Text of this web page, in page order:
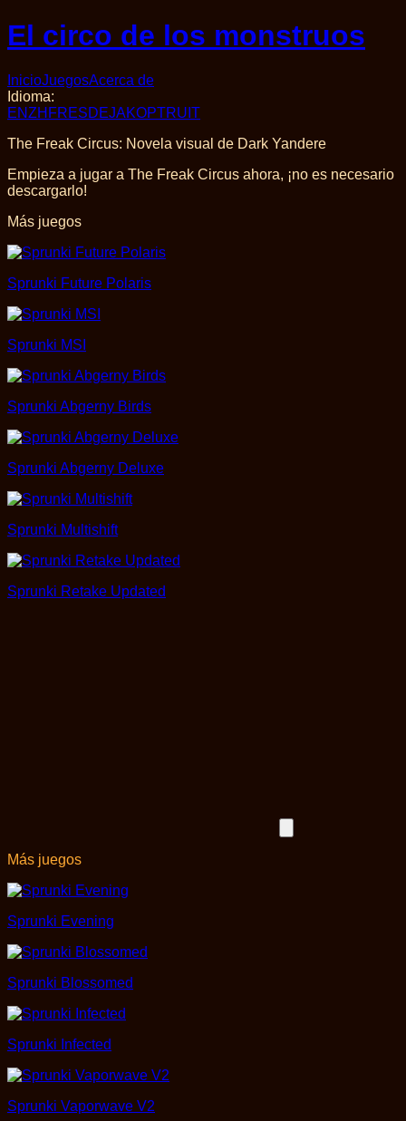
El circo de los monstruos
InicioJuegosAcerca de
Idioma:
ENZH FRESDEJAKOPTRU IT
The Freak Circus: Novela visual de Dark Yandere
Empieza a jugar a The Freak Circus ahora, ¡no es necesario
descargarlo!
Más juegos
Sprunki Future Polaris
Sprunki MSI
Sprunki Abgerny Birds
Sprunki Abgerny Deluxe
Sprunki Multishift
Sprunki Retake Updated
Más juegos
Sprunki Evening
Sprunki Blossomed
Sprunki Infected
Sprunki Vaporwave V2